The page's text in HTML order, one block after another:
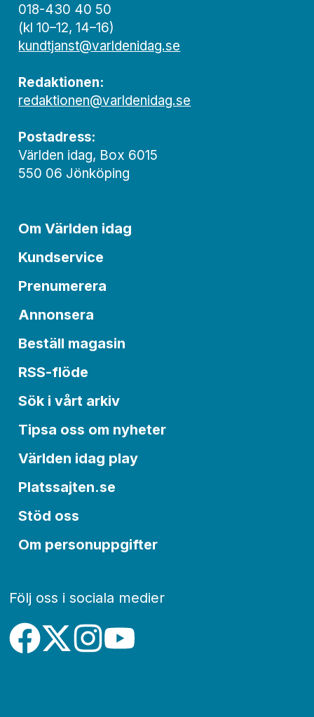
018-430 40 50
(kl 10–12, 14–16)
kundtjanst@varldenidag.se
Redaktionen:
redaktionen@varldenidag.se
Postadress:
Världen idag, Box 6015
550 06 Jönköping
Om Världen idag
Kundservice
Prenumerera
Annonsera
Beställ magasin
RSS-flöde
Sök i vårt arkiv
Tipsa oss om nyheter
Världen idag play
Platssajten.se
Stöd oss
Om personuppgifter
Följ oss i sociala medier